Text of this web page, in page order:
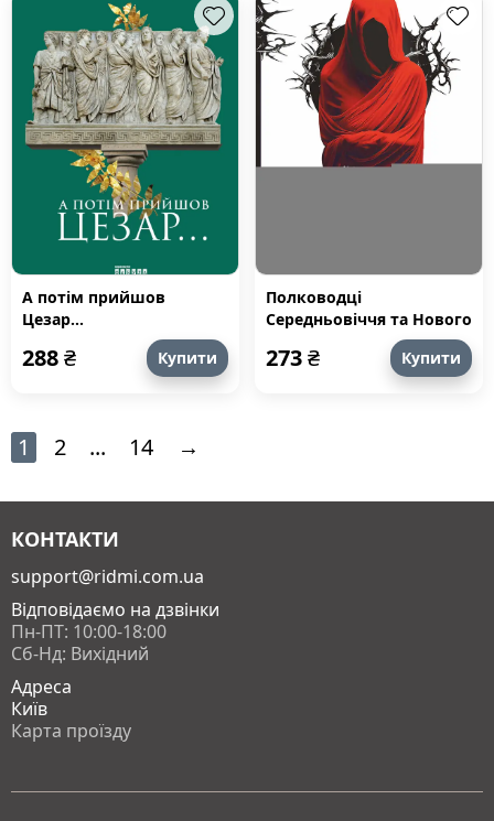
А потім прийшов
Цезар...
288₴ Купити
Полководці
Середньовіччя та Нового
часу. Від Вільгельма
Завойовника до Петра
273₴ Купити
1 2 ... 14 →
КОНТАКТИ
support@ridmi.com.ua
Відповідаємо на дзвінки
Пн-ПТ: 10:00-18:00
Сб-Нд: Вихідний
Адреса
Київ
Карта проїзду